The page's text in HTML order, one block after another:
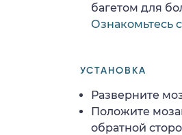
багетом для
Ознакомьтесь
УСТАНОВКА
Разверните
Положите
обратной